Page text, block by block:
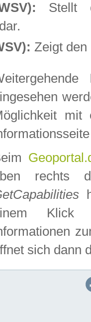
Stellt
Zeigt den
mit
rechts
Klick
sich dann